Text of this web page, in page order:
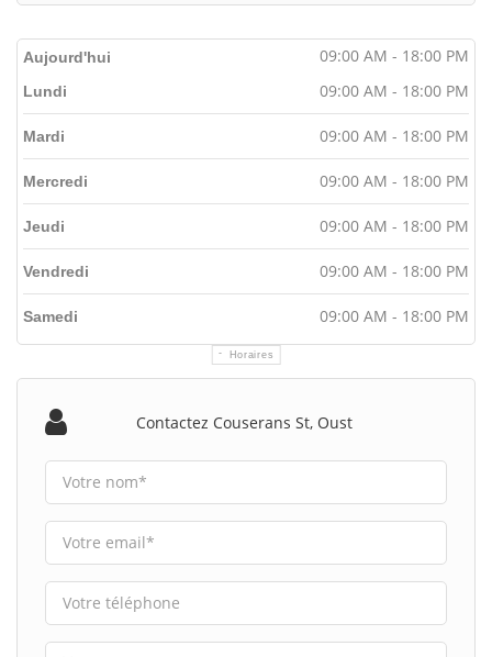
Aujourd'hui 09:00 AM - 18:00 PM
Horaires
Lundi 09:00 AM - 18:00 PM
Mardi 09:00 AM - 18:00 PM
Mercredi 09:00 AM - 18:00 PM
Jeudi 09:00 AM - 18:00 PM
Vendredi 09:00 AM - 18:00 PM
Samedi 09:00 AM - 18:00 PM
Contactez Couserans St, Oust